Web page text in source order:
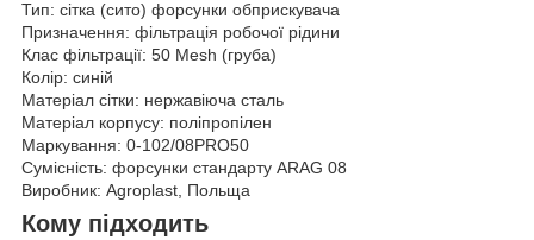
Тип: сітка (сито) форсунки обприскувача
Призначення: фільтрація робочої рідини
Клас фільтрації: 50 Mesh (груба)
Колір: синій
Матеріал сітки: нержавіюча сталь
Матеріал корпусу: поліпропілен
Маркування: 0-102/08PRO50
Сумісність: форсунки стандарту ARAG 08
Виробник: Agroplast, Польща
Кому підходить